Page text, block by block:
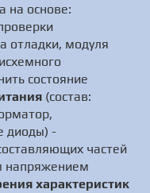
на основе:
отладки, модуля
состояние
(состав:
диоды) -
частей
напряжением
характеристик